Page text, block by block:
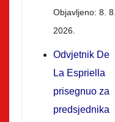
Objavljeno: 8. 8.
2026.
Odvjetnik De
La Espriella
prisegnuo za
predsjednika